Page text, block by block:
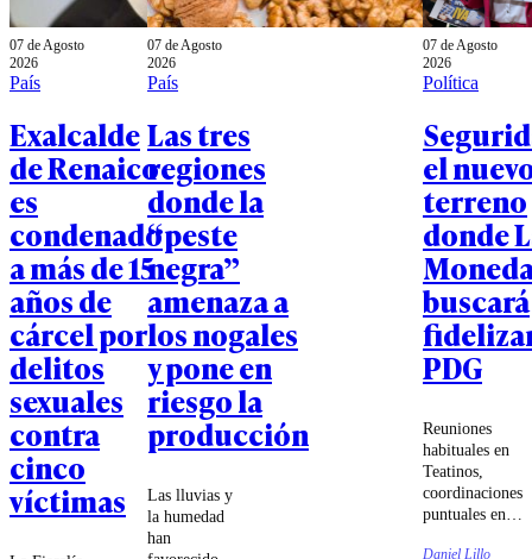
07 de Agosto
2026
País
Exalcalde
de Renaico
es
condenado
a más de 15
años de
cárcel por
delitos
sexuales
contra
cinco
víctimas
07 de Agosto
2026
País
Las tres
regiones
donde la
“peste
negra”
amenaza a
los nogales
y pone en
riesgo la
producción
Las lluvias y
la humedad
han
07 de Agosto
2026
Política
el
terreno
donde
buscará
PDG
Reuniones
habituales en
Teatinos,
coordinaciones
puntuales en
Daniel Lillo